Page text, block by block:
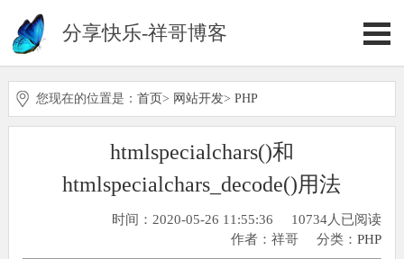
分享快乐-祥哥博客
您现在的位置是： 首页> 网站开发> PHP
htmlspecialchars()和
htmlspecialchars_decode()用法
10734人已阅读
时间：2020-05-26 11:55:36
分类：PHP
作者：祥哥